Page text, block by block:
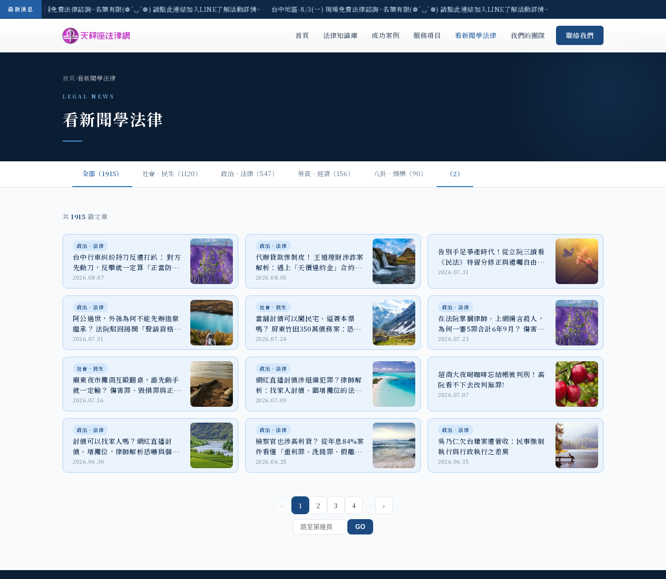
最新消息
-8/3(一) 現場免費法律諮詢~名額有限(❁´◡`❁) 請點此連結加入LINE了解活動詳情~ 台中地區-8/3(一) 現場免費法律諮詢~名額有限(❁´◡`❁) 請點此連結加入LINE了解活動詳情~
首頁 法律知識庫 成功案例 服務項目 看新聞學法律 我們的團隊 聯絡我們
首頁›看新聞學法律
LEGAL NEWS
看新聞學法律
全部（1915） 社會‧民生（1120） 政治‧法律（547） 勞資‧經濟（156） 八卦‧娛樂（90） （2）
共 1915 篇文章
政治‧法律
台中行車糾紛持刀反遭打趴： 對方
先動刀，反擊就一定算「正當防
衛」嗎？
2026.08.07
政治‧法律
代辦貸款慘剝皮！ 王道理財涉詐案
解析：遇上「天價違約金」合約該
怎麼辦？
2026.08.05
告別手足爭產時代！從立院三讀看
《民法》特留分修正與遺囑自由之
實踐
2026.07.31
政治‧法律
阿公過世，外孫為何不能先辦拋棄
繼承？ 法院駁回揭開「聲請資格」
關鍵
2026.07.31
社會‧民生
當舖討債可以闖民宅、逼簽本票
嗎？ 屏東竹田350萬債務案：恐嚇
取財、強制罪與家屬自保
2026.07.24
政治‧法律
在法院掌摑律師、上網揚言殺人，
為何一審5罪合計6年9月？ 傷害、
恐嚇與個資法一次看懂
2026.07.23
社會‧民生
廟東夜市攤商互毆翻桌，誰先動手
就一定輸？ 傷害罪、毀損罪與正當
防衛一次看
2026.07.16
政治‧法律
網紅直播討債涉組織犯罪？律師解
析：找家人討債、圍堵攤位的法律
代價
2026.07.09
超商大夜喝咖啡忘結帳被判刑！高
院看不下去改判無罪!
2026.07.07
政治‧法律
討債可以找家人嗎？網紅直播討
債、堵攤位，律師解析恐嚇與個資
外洩風險
2026.06.30
政治‧法律
檢察官也涉高利貸？ 從年息84%案
件看懂「重利罪、洗錢罪、假離
婚」法律風險
2026.06.25
政治‧法律
吳乃仁欠台糖案遭管收：民事強制
執行與行政執行之差異
2026.06.15
‹ 1 2 3 4 … ›
GO